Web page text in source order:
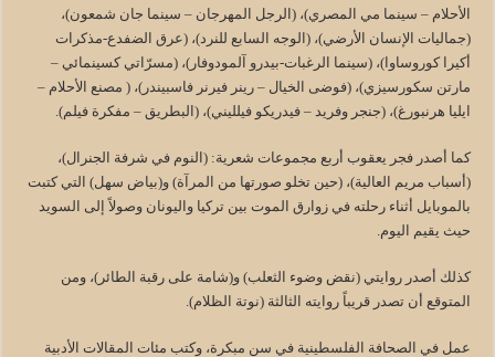
الأحلام – سينما مي المصري)، (الرجل المهرجان – سينما جان شمعون)،
(جماليات الإنسان الأرضي)، (الوجه السابع للنرد)، (عرق الضفدع-مذكرات
أكيرا كوروساوا)، (سينما الرغبات-بيدرو آلمودوفار)، (مسرّاتي كسينمائي –
مارتن سكورسيزي)، (فوضى الخيال – رينر فيرنر فاسبيندر)، ( مصنع الأحلام –
ايليا هرنبورغ)، (جنجر وفريد – فيدريكو فيلليني)، (البطريق – مفكرة فيلم).
كما أصدر فجر يعقوب أربع مجموعات شعرية: (النوم في شرفة الجنرال)،
(أسباب مريم العالية)، (حين تخلو صورتها من المرآة) و(بياض سهل) التي كتبت
بالموبايل أثناء رحلته في زوارق الموت بين تركيا واليونان وصولاً إلى السويد
حيث يقيم اليوم.
كذلك أصدر روايتي (نقض وضوء الثعلب) و(شامة على رقبة الطائر)، ومن
المتوقع أن تصدر قريباً روايته الثالثة (نوتة الظلام).
عمل في الصحافة الفلسطينية في سن مبكرة، وكتب مئات المقالات الأدبية